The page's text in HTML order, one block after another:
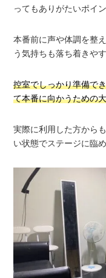
ってもありがたいポイン
本番前に声や体調を整
う気持ちも落ち着きや
控室でしっかり準備で
て本番に向かうための
実際に利用した方から
い状態でステージに臨